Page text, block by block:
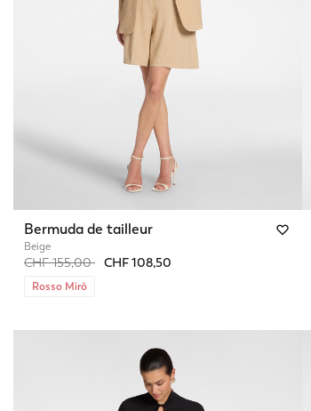
Bermuda de tailleur
Beige
Price reduced from
CHF 155,00toCHF 108,50
Rosso Mirò